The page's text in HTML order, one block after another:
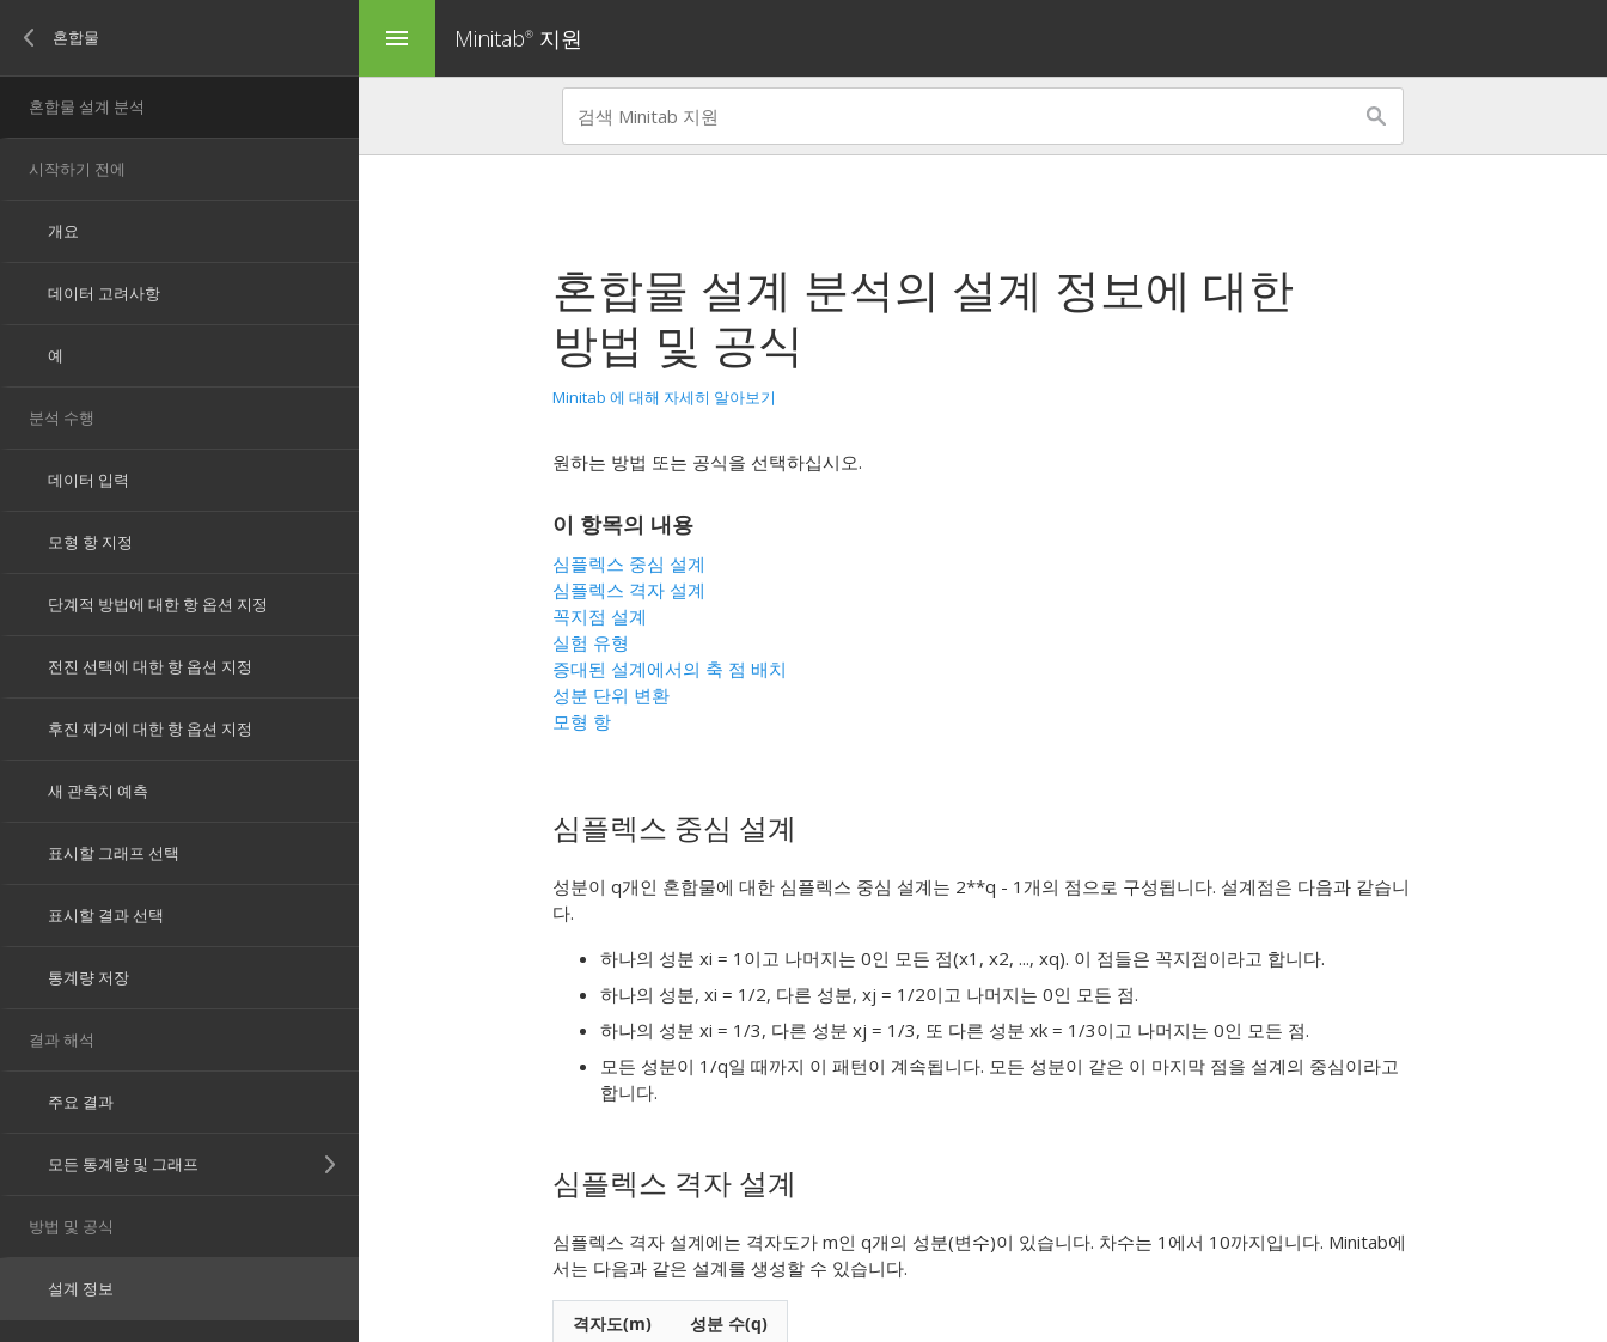
menu Minitab® 지원
혼합물 설계 분석의 설계 정보에 대한
방법 및 공식
Minitab 에 대해 자세히 알아보기
원하는 방법 또는 공식을 선택하십시오.
이 항목의 내용
심플렉스 중심 설계
심플렉스 격자 설계
꼭지점 설계
실험 유형
증대된 설계에서의 축 점 배치
성분 단위 변환
모형 항
심플렉스 중심 설계
성분이 q개인 혼합물에 대한 심플렉스 중심 설계는 2**q - 1개의 점으로 구성됩니다. 설계점은 다음과 같습니
다.
하나의 성분 xi = 1이고 나머지는 0인 모든 점(x1, x2, ..., xq). 이 점들은 꼭지점이라고 합니다.
하나의 성분, xi = 1/2, 다른 성분, xj = 1/2이고 나머지는 0인 모든 점.
하나의 성분 xi = 1/3, 다른 성분 xj = 1/3, 또 다른 성분 xk = 1/3이고 나머지는 0인 모든 점.
모든 성분이 1/q일 때까지 이 패턴이 계속됩니다. 모든 성분이 같은 이 마지막 점을 설계의 중심이라고
합니다.
심플렉스 격자 설계
심플렉스 격자 설계에는 격자도가 m인 q개의 성분(변수)이 있습니다. 차수는 1에서 10까지입니다. Minitab에
서는 다음과 같은 설계를 생성할 수 있습니다.
격자도(m) 성분 수(q)